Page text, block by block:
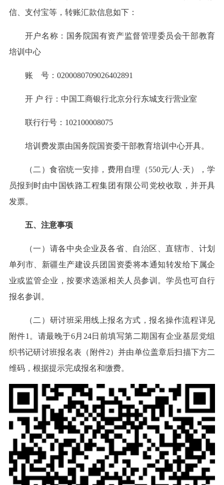
信、支付宝等，转账汇款信息如下：
开户名称：国务院国有资产监督管理委员会干部教育
培训中心
账 号：0200080709026402891
开 户 行：中国工商银行北京分行东城支行营业室
联行行号：102100008075
培训费发票由国务院国资委干部教育培训中心开具。
（二）食宿统一安排，费用自理（550元/人·天），学
员报到时由中国铁路工程集团有限公司党校收取，并开具
发票。
五、注意事项
（一）请各中央企业及各省、自治区、直辖市、计划
单列市、新疆生产建设兵团国资委将本通知转发给下属企
业或监管企业，按要求选派相关人员参训。学员也可自行
报名参训。
（二）研讨班采用线上报名方式，报名操作流程详见
附件1。请最晚于6月24日前填写第二期国有企业基层党组
织书记研讨班报名表（附件2）并由单位盖章后扫描下方二
维码，根据提示完成报名和缴费。